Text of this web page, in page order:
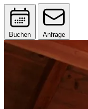
Buchen Anfrage